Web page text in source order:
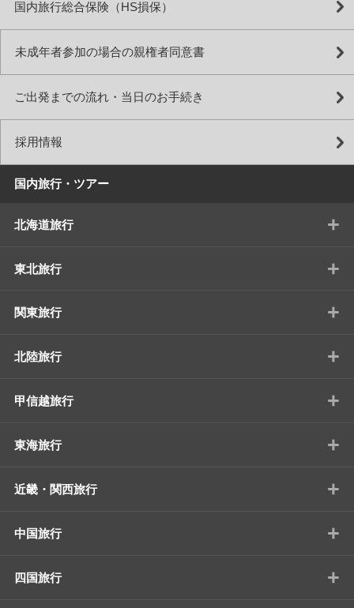
国内旅行総合保険（HS損保）
未成年者参加の場合の親権者同意書
ご出発までの流れ・当日のお手続き
採用情報
国内旅行・ツアー
北海道旅行 +
東北旅行 +
関東旅行 +
北陸旅行 +
甲信越旅行 +
東海旅行 +
近畿・関西旅行 +
中国旅行 +
四国旅行 +